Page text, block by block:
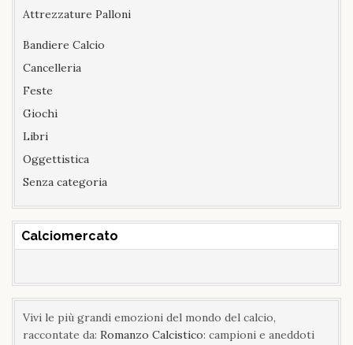
Attrezzature Palloni
Bandiere Calcio
Cancelleria
Feste
Giochi
Libri
Oggettistica
Senza categoria
Calciomercato
Vivi le più grandi emozioni del mondo del calcio,
raccontate da: Romanzo Calcistico: campioni e aneddoti